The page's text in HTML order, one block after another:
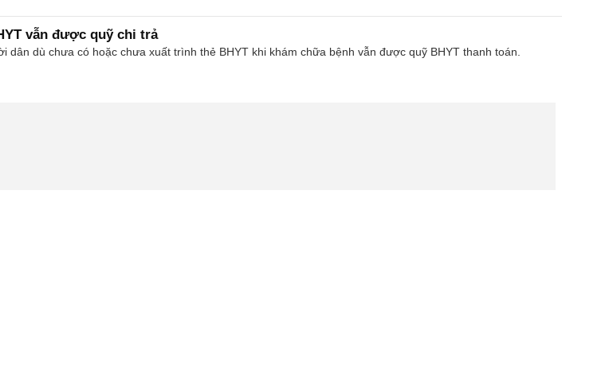
vẫn được quỹ chi trả
dù chưa có hoặc chưa xuất trình thẻ BHYT khi khám chữa bệnh vẫn được quỹ BHYT thanh toán.